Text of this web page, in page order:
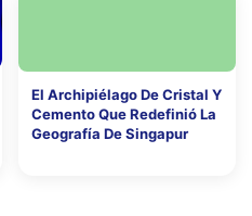
El Archipiélago De Cristal Y
Cemento Que Redefinió La
Geografía De Singapur